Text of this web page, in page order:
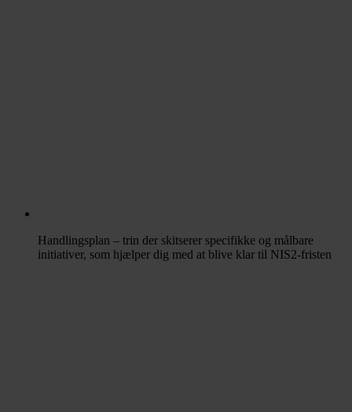
Handlingsplan – trin der skitserer specifikke og målbare
initiativer, som hjælper dig med at blive klar til NIS2-fristen